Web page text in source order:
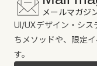
メールマガジ
UI/UXデザイン・シス
ちメソッドや、限定
す。